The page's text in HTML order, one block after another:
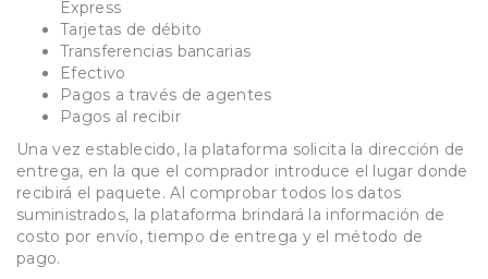
Express
Tarjetas de débito
Transferencias bancarias
Efectivo
Pagos a través de agentes
Pagos al recibir
Una vez establecido, la plataforma solicita la dirección de
entrega, en la que el comprador introduce el lugar donde
recibirá el paquete. Al comprobar todos los datos
suministrados, la plataforma brindará la información de
costo por envío, tiempo de entrega y el método de
pago.